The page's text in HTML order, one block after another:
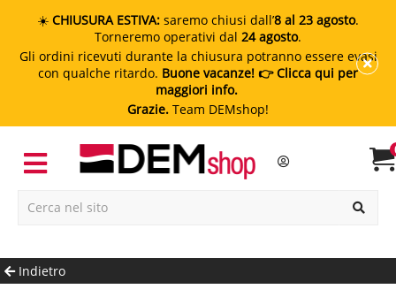
☀️ CHIUSURA ESTIVA: saremo chiusi dall’8 al 23 agosto.
Torneremo operativi dal 24 agosto.
Gli ordini ricevuti durante la chiusura potranno essere evasi
con qualche ritardo. Buone vacanze! 👉 Clicca qui per
maggiori info.
Grazie. Team DEMshop!
Indietro